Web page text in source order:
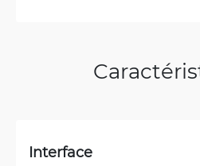
Interface